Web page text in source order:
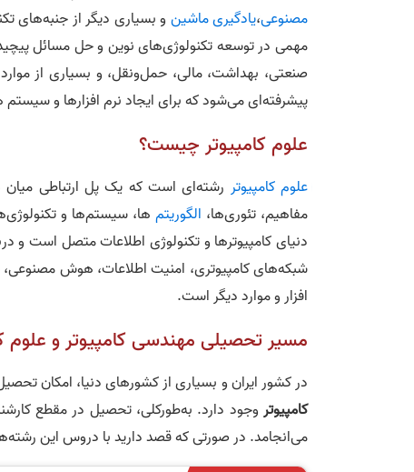
مصنوعی،یادگیری ماشین و بسیاری دیگر از جنبه‌های
مهمی در توسعه تکنولوژی‌های نوین و حل مسائل پیچیده
صنعتی، بهداشت، مالی، حمل‌ونقل، و بسیاری از
پیشرفته‌ای می‌شود که برای ایجاد نرم‌ افزارها و سیستم‌
علوم کامپیوتر چیست؟
علوم کامپیوتر رشته‌ای است که یک پل ارتباطی
مفاهیم، تئوری‌ها، الگوریتم ها، سیستم‌ها و
دنیای کامپیوترها و تکنولوژی اطلاعات متصل است و
شبکه‌های کامپیوتری، امنیت اطلاعات، هوش مصنوعی،
افزار و موارد دیگر است.
مسیر تحصیلی مهندسی کامپیوتر و علوم
در کشور ایران و بسیاری از کشورهای دنیا، امکان
کامپیوتر
می‌انجامد. در صورتی که قصد دارید با دروس این